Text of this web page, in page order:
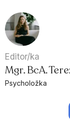
Editor/ka
Mgr. BcA.
Psycholožka